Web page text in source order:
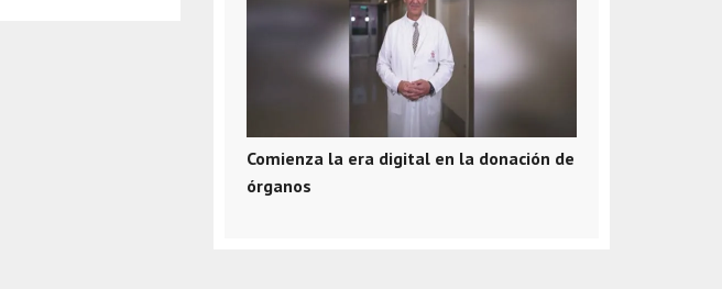
Comienza la era digital en la donación de
órganos